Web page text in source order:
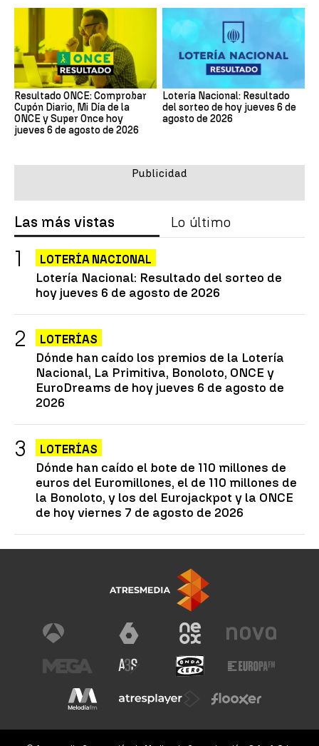
Resultado ONCE: Comprobar
Cupón Diario, Mi Día de la
ONCE y Super Once hoy
jueves 6 de agosto de 2026
Lotería Nacional: Resultado
del sorteo de hoy jueves 6 de
agosto de 2026
Las más vistas Lo último
LOTERÍA NACIONAL
Lotería Nacional: Resultado del sorteo de
hoy jueves 6 de agosto de 2026
LOTERÍAS
Dónde han caído los premios de la Lotería
Nacional, La Primitiva, Bonoloto, ONCE y
EuroDreams de hoy jueves 6 de agosto de
2026
LOTERÍAS
Dónde han caído el bote de 110 millones de
euros del Euromillones, el de 110 millones de
la Bonoloto, y los del Eurojackpot y la ONCE
de hoy viernes 7 de agosto de 2026